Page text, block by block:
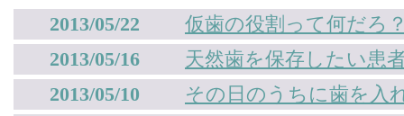
2013/05/22
仮歯の役割って何だろ
2013/05/16
天然歯を保存したい患
2013/05/10
その日のうちに歯を入